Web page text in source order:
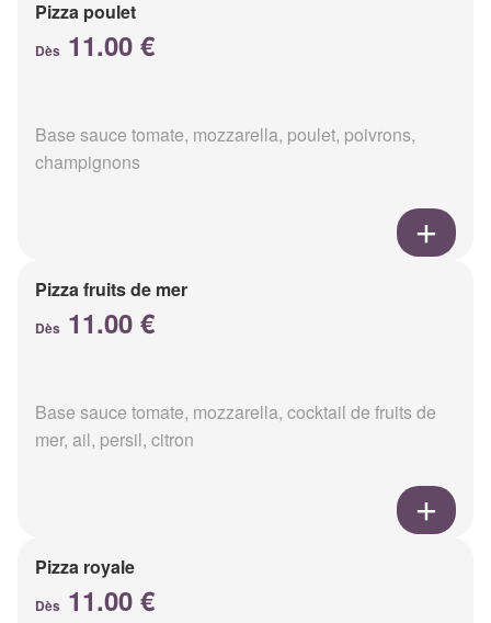
Pizza poulet
Dès 11.00 €
Base sauce tomate, mozzarella, poulet, poivrons,
champignons
Pizza fruits de mer
Dès 11.00 €
Base sauce tomate, mozzarella, cocktail de fruits de
mer, ail, persil, citron
Pizza royale
Dès 11.00 €